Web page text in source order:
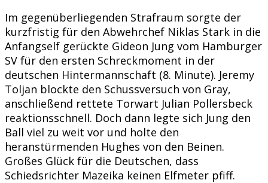
Im gegenüberliegenden Strafraum sorgte der
kurzfristig für den Abwehrchef Niklas Stark in die
Anfangself gerückte Gideon Jung vom Hamburger
SV für den ersten Schreckmoment in der
deutschen Hintermannschaft (8. Minute). Jeremy
Toljan blockte den Schussversuch von Gray,
anschließend rettete Torwart Julian Pollersbeck
reaktionsschnell. Doch dann legte sich Jung den
Ball viel zu weit vor und holte den
heranstürmenden Hughes von den Beinen.
Großes Glück für die Deutschen, dass
Schiedsrichter Mazeika keinen Elfmeter pfiff.